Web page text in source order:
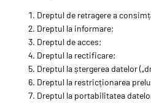
Dreptul de retragere a
Dreptul la informare;
Dreptul de acces;
Dreptul la rectificare;
Dreptul la ștergerea datelor
Dreptul la restricționarea
Dreptul la portabilitatea